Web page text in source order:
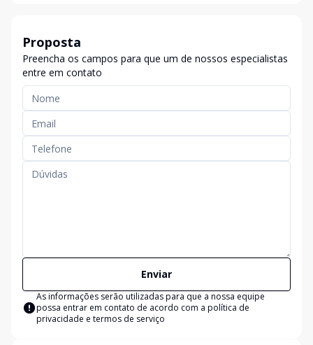
Proposta
Preencha os campos para que um de nossos especialistas
entre em contato
Enviar
As informações serão utilizadas para que a nossa equipe
possa entrar em contato de acordo com a política de
privacidade e termos de serviço